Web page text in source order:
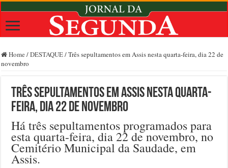
Home /DESTAQUE/Três sepultamentos em Assis nesta quarta-feira, dia 22 de
novembro
Três sepultamentos em Assis nesta quarta-
feira, dia 22 de novembro
Há três sepultamentos programados para
esta quarta-feira, dia 22 de novembro, no
Cemitério Municipal da Saudade, em
Assis.